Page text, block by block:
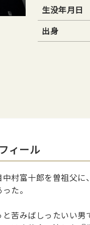
生没年月日
出身
ィール
中村富十郎を曽祖父
た。
と苦みばしったいい